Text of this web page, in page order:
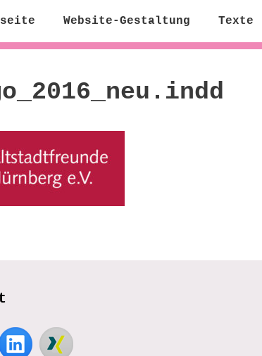
Website-Gestaltung Texte